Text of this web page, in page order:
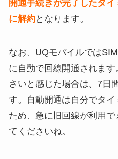
開通手続きが完了したタ
に解約となります。
なお、UQモバイルでは
に自動で回線開通されます
さいと感じた場合は、7日
す。自動開通は自分でタ
ため、急に旧回線が利用
てくださいね。